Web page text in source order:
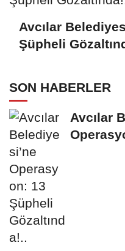
Avcılar
Şüpheli
SON HABERLER
Avcılar